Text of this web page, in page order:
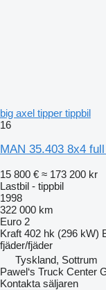
big axel tipper tippbil
16
MAN 35.403 8x4
15 800 € ≈ 173 200 kr
Lastbil - tippbil
1998
322 000 km
Euro 2
Kraft 402 hk (296 kW)
fjäder/fjäder
Tyskland, Sottrum
Pawel‘s Truck Center
Kontakta säljaren